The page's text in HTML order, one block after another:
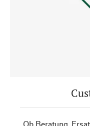
Ob Beratung,